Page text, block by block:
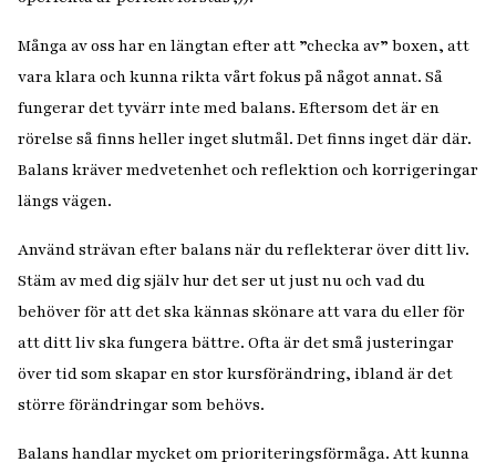
Många av oss har en längtan efter att ”checka av” boxen, att
vara klara och kunna rikta vårt fokus på något annat. Så
fungerar det tyvärr inte med balans. Eftersom det är en
rörelse så finns heller inget slutmål. Det finns ingetdärdär.
Balans kräver medvetenhet och reflektion och korrigeringar
längs vägen.
Använd strävan efter balans när du reflekterar över ditt liv.
Stäm av med dig själv hur det ser ut just nu och vad du
behöver för att det ska kännas skönare att vara du eller för
att ditt liv ska fungera bättre. Ofta är det små justeringar
över tid som skapar en stor kursförändring, ibland är det
större förändringar som behövs.
Balans handlar mycket om prioriteringsförmåga. Att kunna